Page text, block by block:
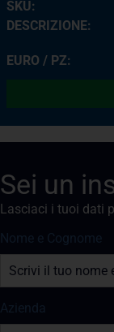
Sei un
Lasciaci i tuoi dati
Nome e Cognome
Azienda